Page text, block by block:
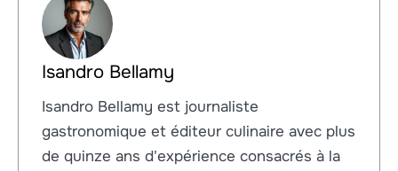
Isandro Bellamy
Isandro Bellamy est journaliste
gastronomique et éditeur culinaire avec plus
de quinze ans d'expérience consacrés à la